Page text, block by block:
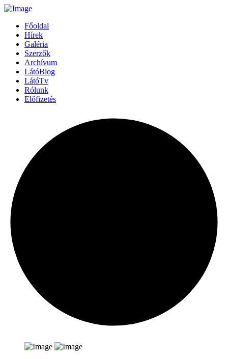
Főoldal
Hírek
Galéria
Szerzők
Archívum
LátóBlog
LátóTv
Rólunk
Előfizetés